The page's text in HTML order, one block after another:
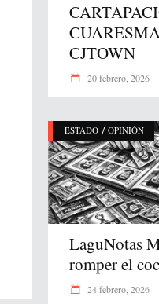
CJTOWN
20 febrero, 2026
ESTADO / OPINIÓN
LaguNotas
romper el
24 febrero, 2026